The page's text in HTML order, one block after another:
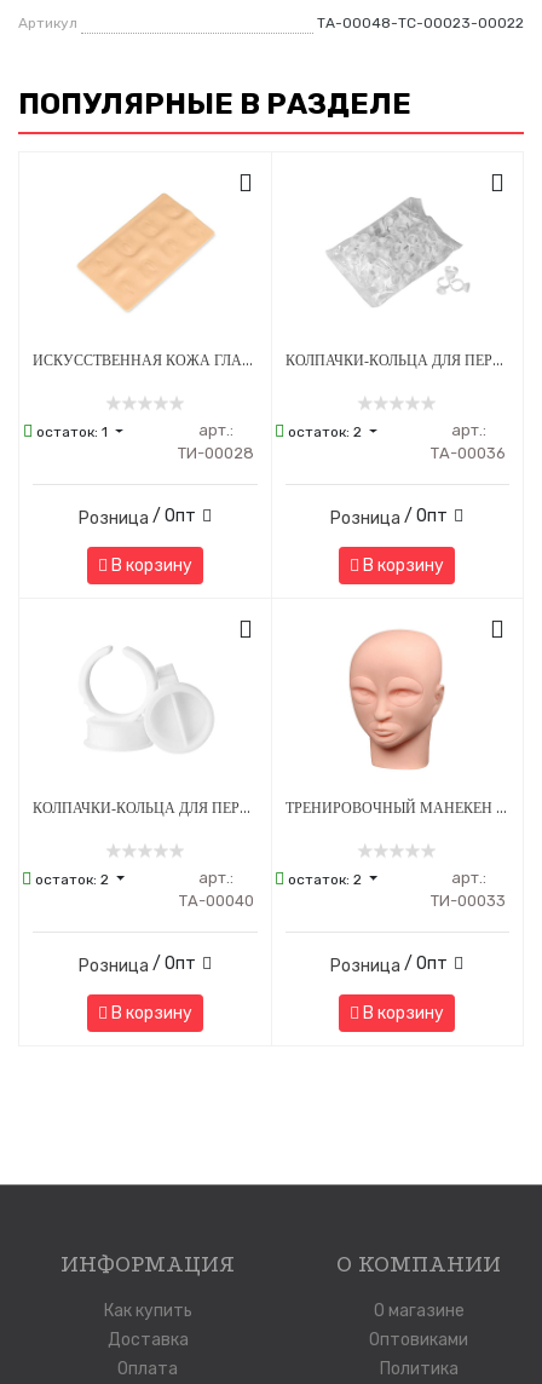
Артикул ТА-00048-ТС-00023-00022
ПОПУЛЯРНЫЕ В РАЗДЕЛЕ
ИСКУССТВЕННАЯ КОЖА ГЛАЗА 260Х150 ММ 2 ММ ЖЕЛТАЯ 3D
остаток:1
арт.:
ТИ-00028
Розница / Опт
В корзину
КОЛПАЧКИ-КОЛЬЦА ДЛЯ ПЕРМАНЕНТНОГО МАКИЯЖА 13 Х 0.51 ММ - 100 ШТ
остаток: 2
арт.:
ТА-00036
Розница / Опт
В корзину
КОЛПАЧКИ-КОЛЬЦА ДЛЯ ПЕРМАНЕНТНОГО МАКИЯЖА С РАЗДЕЛИТЕЛЕМ 15 Х 6 ММ - 100 ШТ
остаток:2
арт.:
ТА-00040
Розница / Опт
В корзину
ТРЕНИРОВОЧНЫЙ МАНЕКЕН ДЛЯ ПЕРМАНЕНТНОГО МАКИЯЖА
остаток: 2
арт.:
ТИ-00033
Розница / Опт
В корзину
ИНФОРМАЦИЯ
Как купить
Доставка
Оплата
О КОМПАНИИ
О магазине
Оптовиками
Политика